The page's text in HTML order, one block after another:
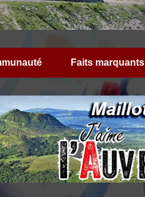
Faits marquants